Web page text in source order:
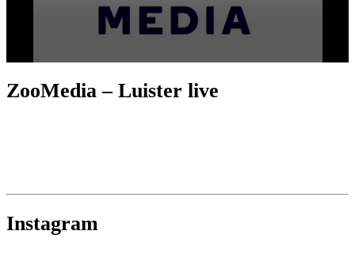
ZooMedia – Luister live
Instagram